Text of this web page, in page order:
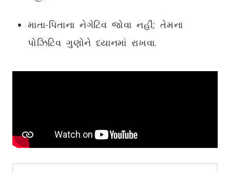
માતા-પિતાના નેગેટિવ જોવા નહીં; તેમના
પોઝિટિવ ગુણોને ધ્યાનમાં રાખવા.